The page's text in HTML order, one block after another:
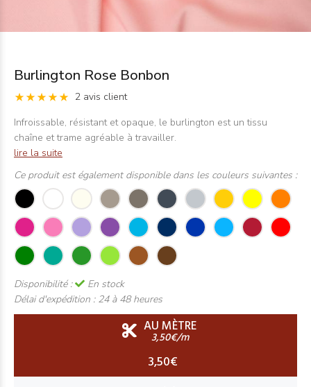
Burlington Rose Bonbon
2 avis client
Infroissable, résistant et opaque, le burlington est un tissu
chaîne et trame agréable à travailler.
lire la suite
Ce produit est également disponible dans les couleurs suivantes :
Disponibilité :
En stock
Délai d'expédition : 24 à 48 heures
AU MÈTRE
3,50€/m
3,50€